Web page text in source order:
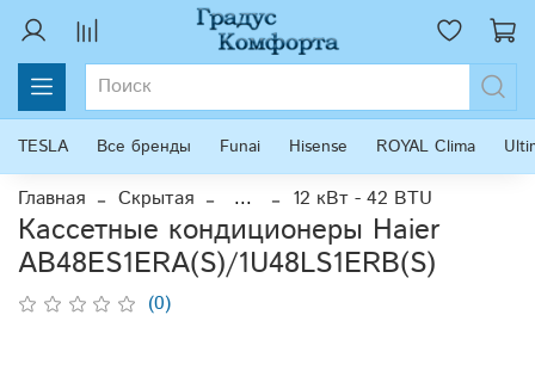
TESLA Все бренды Funai Hisense ROYAL Clima
Главная Скрытая ... 12 кВт - 42 BTU
Кассетные кондиционеры Haier
AB48ES1ERA(S)/1U48LS1ERB(S)
(0)